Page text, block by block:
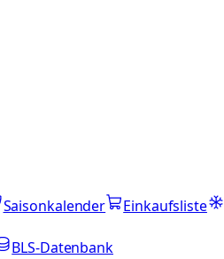
Saisonkalender Einkaufsliste
BLS-Datenbank